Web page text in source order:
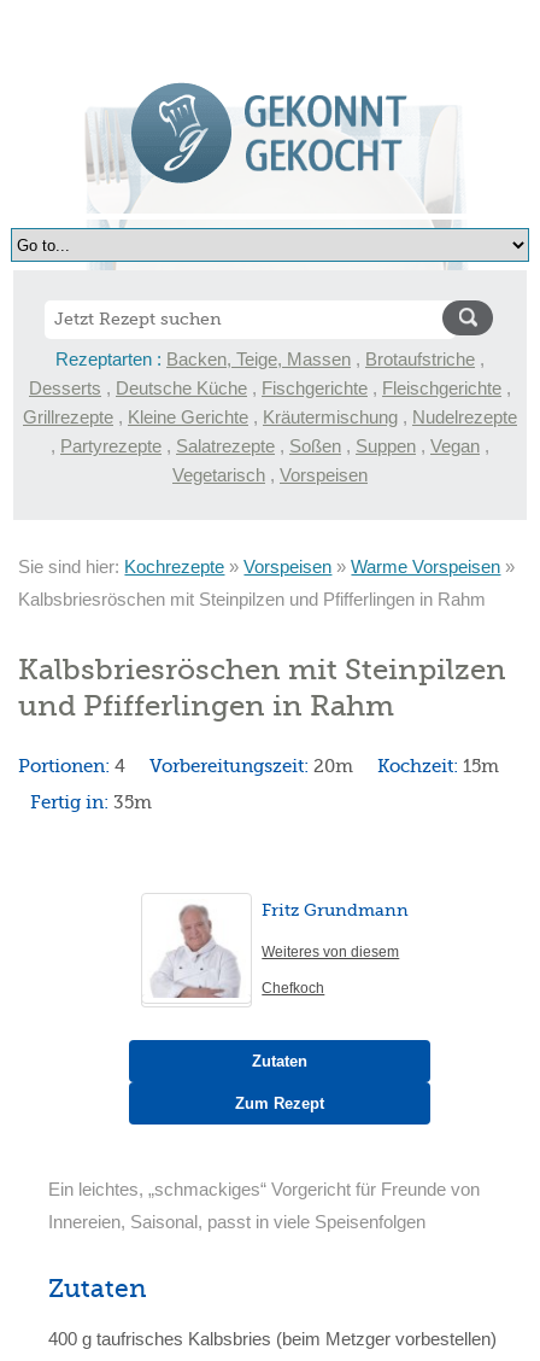
Rezeptarten : Backen, Teige, Massen , Brotaufstriche ,
Desserts , Deutsche Küche , Fischgerichte , Fleischgerichte ,
Grillrezepte , Kleine Gerichte , Kräutermischung , Nudelrezepte
, Partyrezepte , Salatrezepte , Soßen , Suppen , Vegan ,
Vegetarisch , Vorspeisen
Sie sind hier: Kochrezepte »Vorspeisen »Warme Vorspeisen »
Kalbsbriesröschen mit Steinpilzen und Pfifferlingen in Rahm
Kalbsbriesröschen mit Steinpilzen
und Pfifferlingen in Rahm
Portionen:4 Vorbereitungszeit:20m Kochzeit:15m
Fertig in: 35m
Fritz Grundmann
Weiteres von diesem
Chefkoch
Zutaten
Zum Rezept
Ein leichtes, „schmackiges“ Vorgericht für Freunde von
Innereien, Saisonal, passt in viele Speisenfolgen
Zutaten
400 g taufrisches Kalbsbries (beim Metzger vorbestellen)